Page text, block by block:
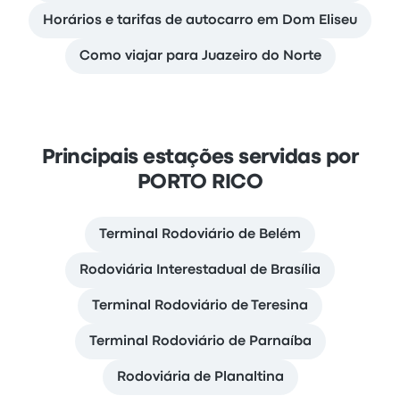
Horários e tarifas de autocarro em Dom Eliseu
Como viajar para Juazeiro do Norte
Principais estações servidas por
PORTO RICO
Terminal Rodoviário de Belém
Rodoviária Interestadual de Brasília
Terminal Rodoviário de Teresina
Terminal Rodoviário de Parnaíba
Rodoviária de Planaltina